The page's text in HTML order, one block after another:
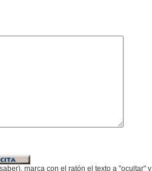
marca con el ratón el texto a "ocultar" y